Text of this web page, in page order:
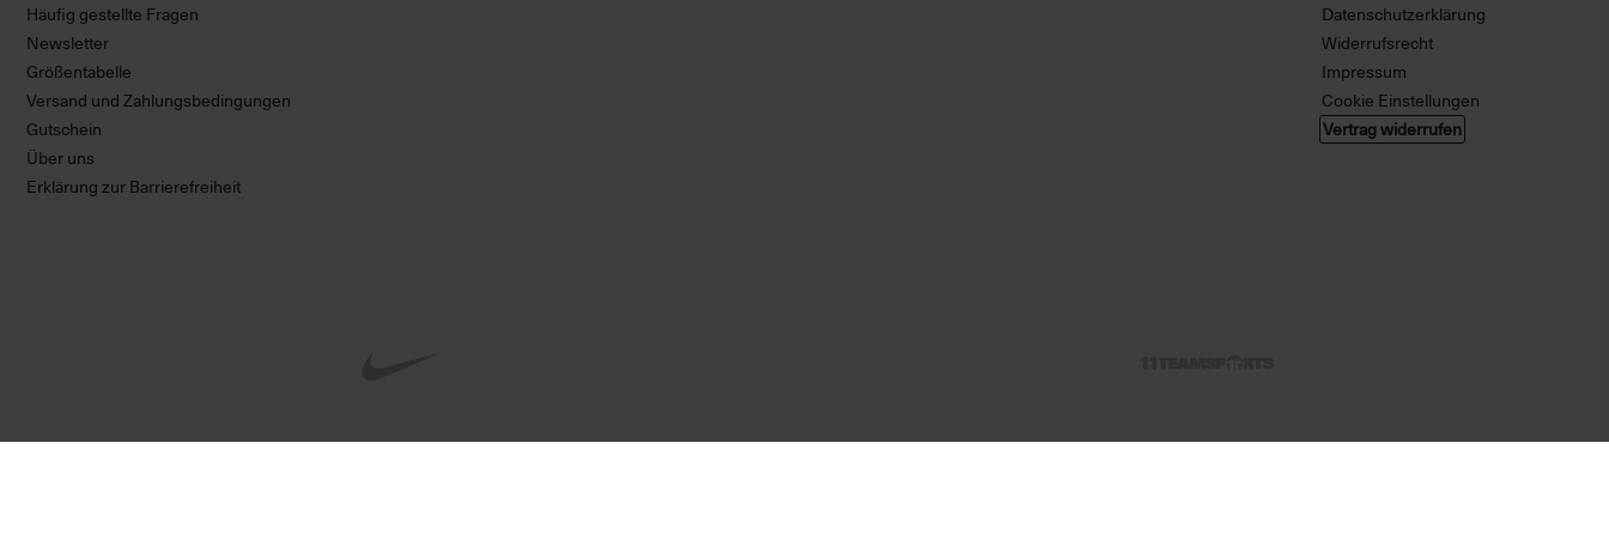
Häufig gestellte Fragen
Newsletter
Größentabelle
Versand und Zahlungsbedingungen
Gutschein
Über uns
Erklärung zur Barrierefreiheit
Datenschutzerklärung
Widerrufsrecht
Impressum
Cookie Einstellungen
Vertrag widerrufen